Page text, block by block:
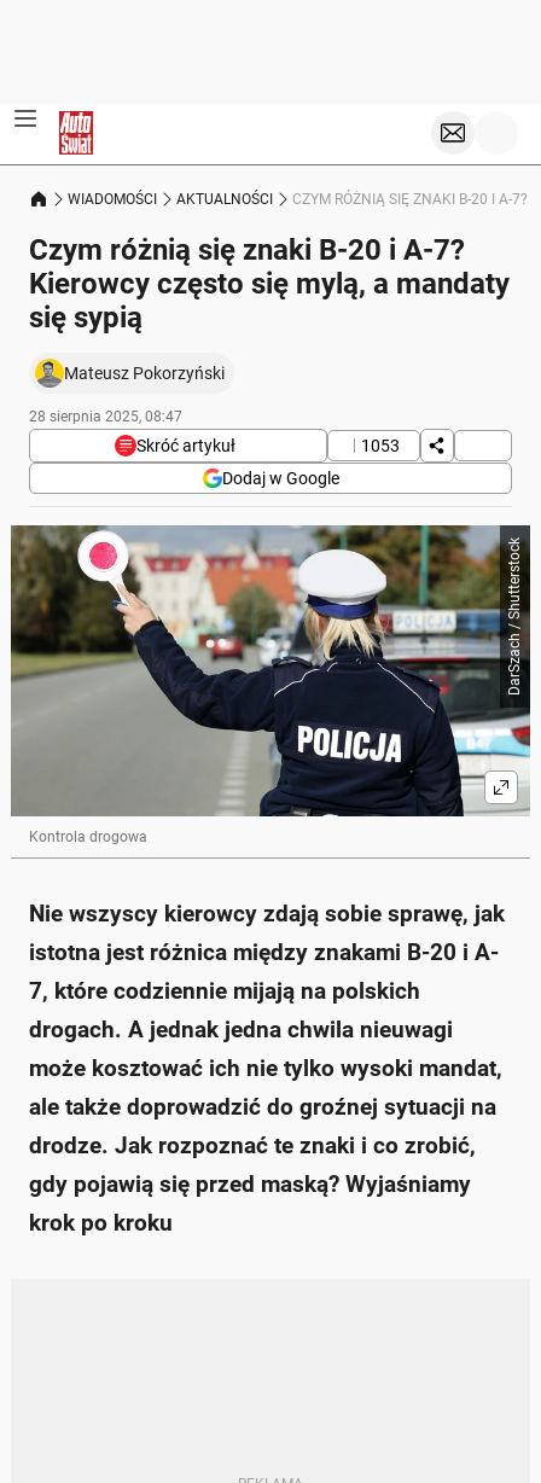
WIADOMOŚCI AKTUALNOŚCI CZYM RÓŻNIĄ SIĘ ZNAKI B-20 I A-7?
Czym różnią się znaki B-20 i A-7?
Kierowcy często się mylą, a mandaty
się sypią
Mateusz Pokorzyński
28 sierpnia 2025, 08:47
Skróć artykuł
1053
Dodaj w Google
Poniżej streszczenie artykułu:
Skrót przygotowany przez Onet Czat z AI, może zawierać błędy.
Znaki B-20 (STOP) i A-7 (ustąp pierwszeństwa) są
często mylone przez kierowców.
Znak B-20 wymaga zatrzymania się przed
skrzyżowaniem, co jest obowiązkowe.
Znak A-7 pozwala na przejazd przez skrzyżowanie,
jeśli jest to bezpieczne.
Niestosowanie się do znaku B-20 grozi mandatem w
wysokości 300 zł i 6 punktami karnymi.
Znak B-20 jest stosowany w miejscach
niebezpiecznych, gdzie widoczność jest ograniczona.
DarSzach / Shutterstock
Kontrola drogowa
Nie wszyscy kierowcy zdają sobie sprawę, jak
istotna jest różnica między znakami B-20 i A-
7, które codziennie mijają na polskich
drogach. A jednak jedna chwila nieuwagi
może kosztować ich nie tylko wysoki mandat,
ale także doprowadzić do groźnej sytuacji na
drodze. Jak rozpoznać te znaki i co zrobić,
gdy pojawią się przed maską? Wyjaśniamy
krok po kroku